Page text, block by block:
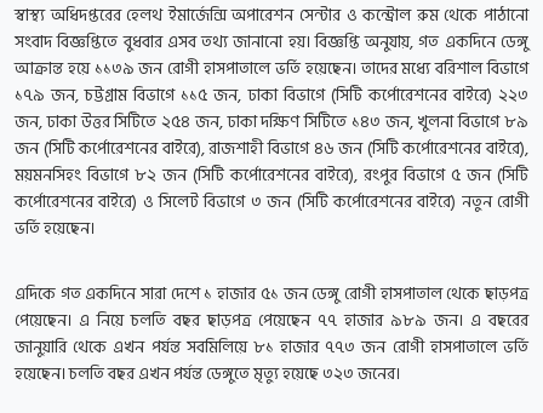
স্বাস্থ্য অধিদপ্তরের হেলথ ইমার্জেন্সি অপারেশন সেন্টার ও কন্ট্রোল রুম থেকে পাঠানো
সংবাদ বিজ্ঞপ্তিতে বুধবার এসব তথ্য জানানো হয়। বিজ্ঞপ্তি অনুযায়, গত একদিনে ডেঙ্গু
আক্রান্ত হয়ে ১১৩৯ জন রোগী হাসপাতালে ভর্তি হয়েছেন। তাদের মধ্যে বরিশাল বিভাগে
১৭৯ জন, চট্টগ্রাম বিভাগে ১১৫ জন, ঢাকা বিভাগে (সিটি কর্পোরেশনের বাইরে) ২২৩
জন, ঢাকা উত্তর সিটিতে ২৫৪ জন, ঢাকা দক্ষিণ সিটিতে ১৪৩ জন, খুলনা বিভাগে ৮৯
জন (সিটি কর্পোরেশনের বাইরে), রাজশাহী বিভাগে ৪৬ জন (সিটি কর্পোরেশনের বাইরে),
ময়মনসিহং বিভাগে ৮২ জন (সিটি কর্পোরেশনের বাইরে), রংপুর বিভাগে ৫ জন (সিটি
কর্পোরেশনের বাইরে) ও সিলেট বিভাগে ৩ জন (সিটি কর্পোরেশনের বাইরে) নতুন রোগী
ভর্তি হয়েছেন।
এদিকে গত একদিনে সারা দেশে ১ হাজার ৫১ জন ডেঙ্গু রোগী হাসপাতাল থেকে ছাড়পত্র
পেয়েছেন। এ নিয়ে চলতি বছর ছাড়পত্র পেয়েছেন ৭৭ হাজার ৯৮৯ জন। এ বছরের
জানুয়ারি থেকে এখন পর্যন্ত সবমিলিয়ে ৮১ হাজার ৭৭৩ জন রোগী হাসপাতালে ভর্তি
হয়েছেন। চলতি বছর এখন পর্যন্ত ডেঙ্গুতে মৃত্যু হয়েছে ৩২৩ জনের।